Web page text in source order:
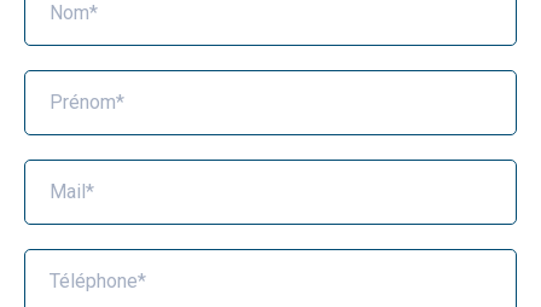
Nom*
Prénom*
Mail*
Téléphone*